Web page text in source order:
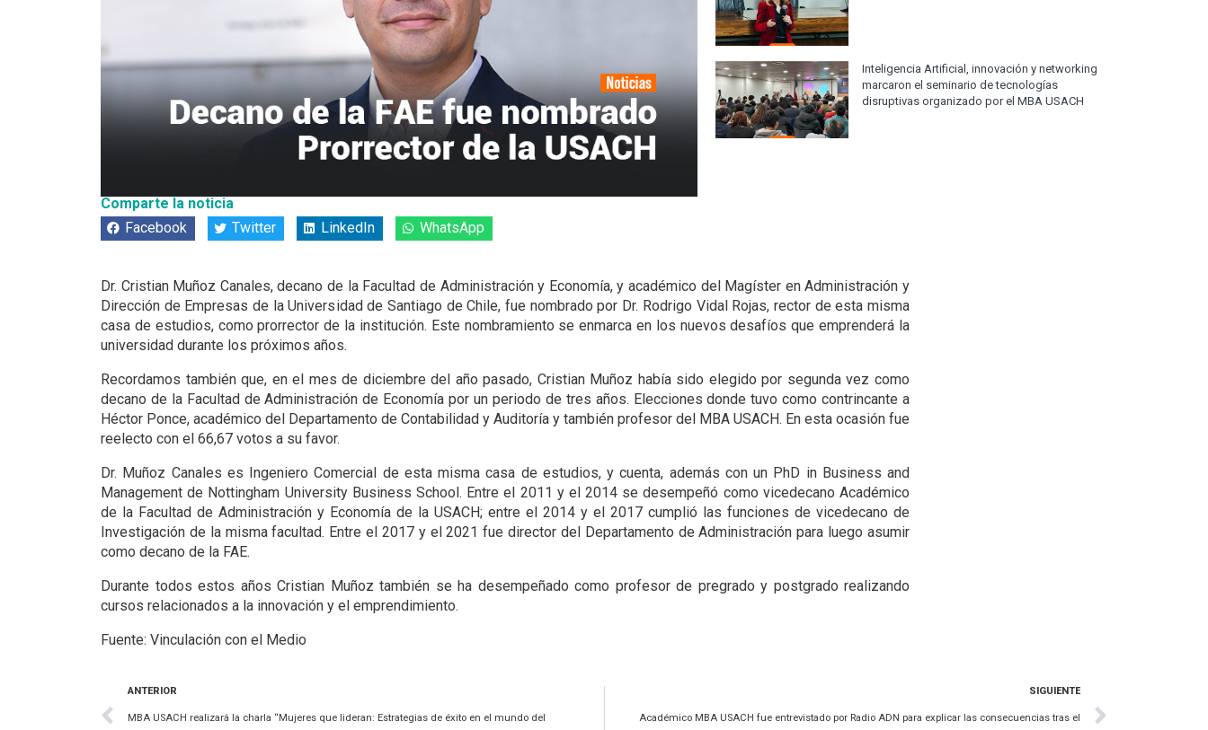
Comparte la noticia
Facebook
Twitter LinkedIn WhatsApp
Inteligencia Artificial, innovación y networking
marcaron el seminario de tecnologías
disruptivas organizado por el MBA USACH
Dr. Cristian Muñoz Canales, decano de la Facultad de Administración y Economía, y académico del Magíster en Administración y
Dirección de Empresas de la Universidad de Santiago de Chile, fue nombrado por Dr. Rodrigo Vidal Rojas, rector de esta misma
casa de estudios, como prorrector de la institución. Este nombramiento se enmarca en los nuevos desafíos que emprenderá la
universidad durante los próximos años.
Recordamos también que, en el mes de diciembre del año pasado, Cristian Muñoz había sido elegido por segunda vez como
decano de la Facultad de Administración de Economía por un periodo de tres años. Elecciones donde tuvo como contrincante a
Héctor Ponce, académico del Departamento de Contabilidad y Auditoría y también profesor del MBA USACH. En esta ocasión fue
reelecto con el 66,67 votos a su favor.
Dr. Muñoz Canales es Ingeniero Comercial de esta misma casa de estudios, y cuenta, además con un PhD in Business and
Management de Nottingham University Business School. Entre el 2011 y el 2014 se desempeñó como vicedecano Académico
de la Facultad de Administración y Economía de la USACH; entre el 2014 y el 2017 cumplió las funciones de vicedecano de
Investigación de la misma facultad. Entre el 2017 y el 2021 fue director del Departamento de Administración para luego asumir
como decano de la FAE.
Durante todos estos años Cristian Muñoz también se ha desempeñado como profesor de pregrado y postgrado realizando
cursos relacionados a la innovación y el emprendimiento.
Fuente: Vinculación con el Medio
ANTERIOR
MBA USACH realizará la charla “Mujeres que lideran: Estrategias de éxito en el mundo del
SIGUIENTE
Académico MBA USACH fue entrevistado por Radio ADN para explicar las consecuencias tras el